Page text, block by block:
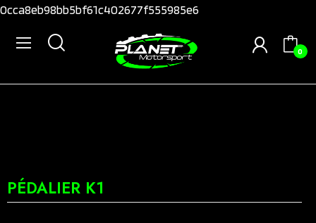
0cca8eb98bb5bf61c402677f555985e6
0
PÉDALIER K1